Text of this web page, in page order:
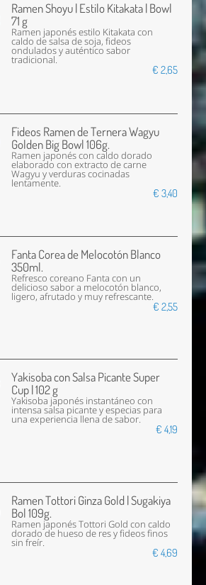
Ramen Shoyu | Estilo Kitakata | Bowl
71 g
Ramen japonés estilo Kitakata con
caldo de salsa de soja, fideos
ondulados y auténtico sabor
tradicional.
€ 2,65
Fideos Ramen de Ternera Wagyu
Golden Big Bowl 106g.
Ramen japonés con caldo dorado
elaborado con extracto de carne
Wagyu y verduras cocinadas
lentamente.
€ 3,40
Fanta Corea de Melocotón Blanco
350ml.
Refresco coreano Fanta con un
delicioso sabor a melocotón blanco,
ligero, afrutado y muy refrescante.
€ 2,55
Yakisoba con Salsa Picante Super
Cup | 102 g
Yakisoba japonés instantáneo con
intensa salsa picante y especias para
una experiencia llena de sabor.
€ 4,19
Ramen Tottori Ginza Gold | Sugakiya
Bol 109g.
Ramen japonés Tottori Gold con caldo
dorado de hueso de res y fideos finos
sin freír.
€ 4,69